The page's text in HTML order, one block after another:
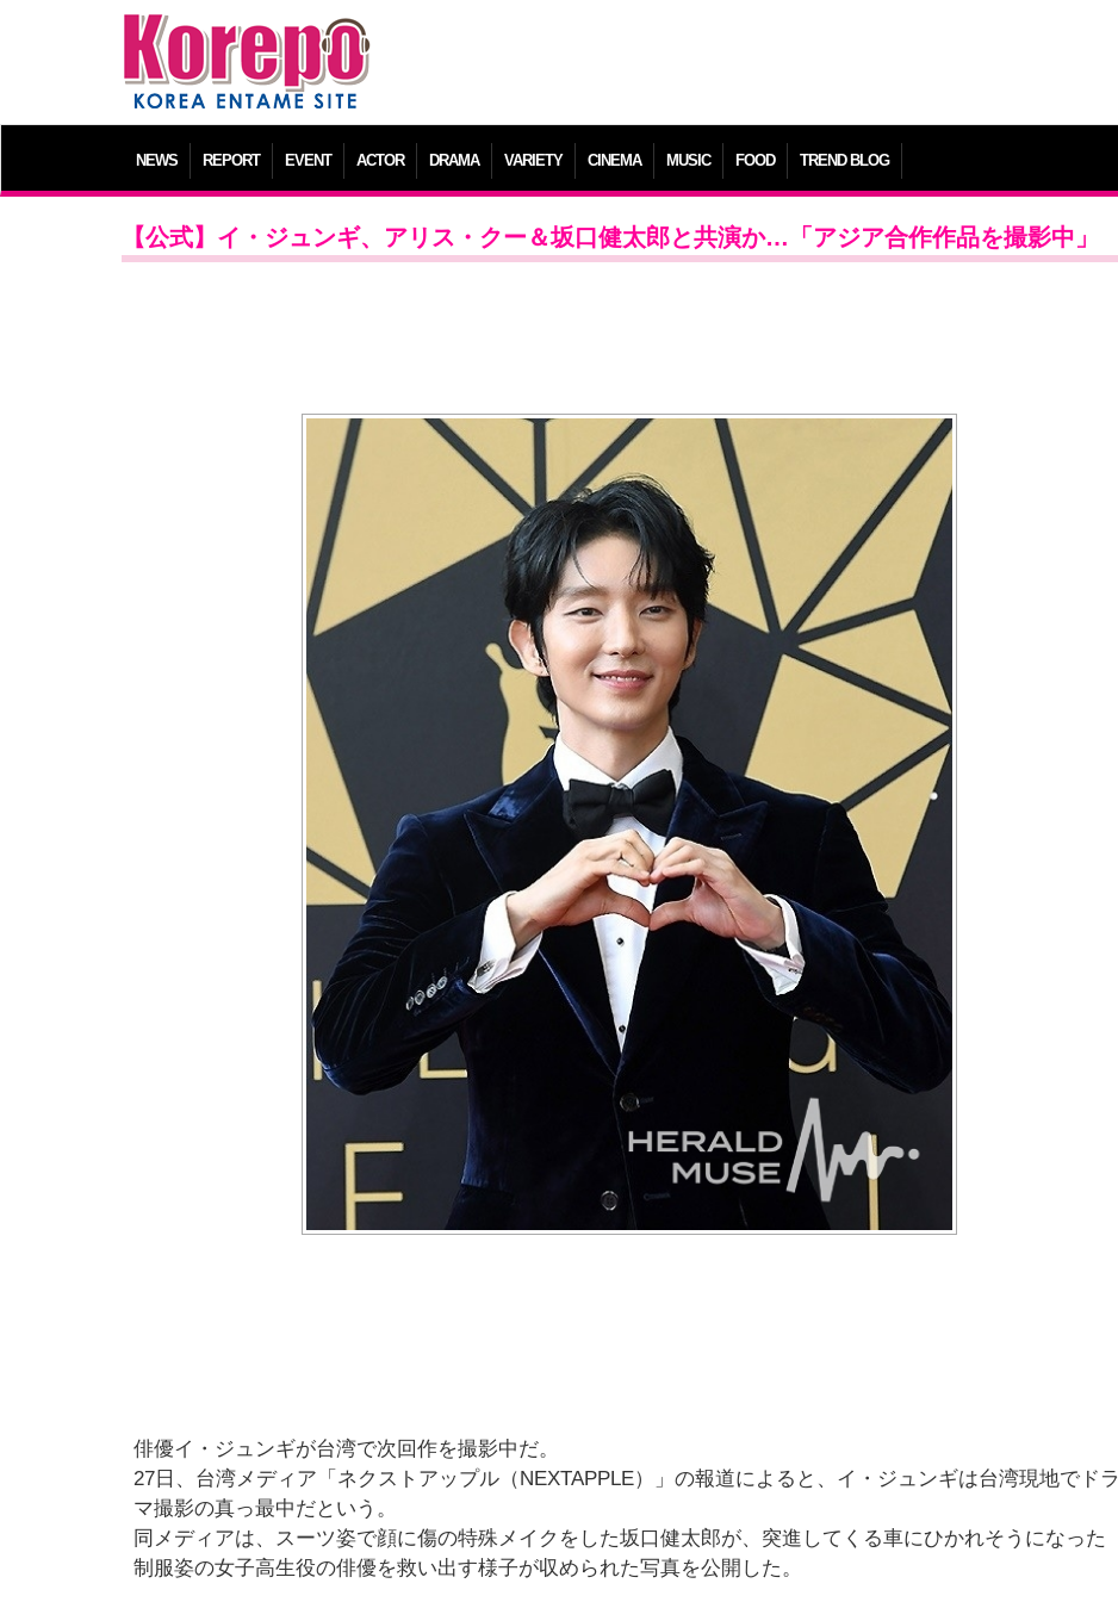
NEWS REPORT EVENT ACTOR DRAMA VARIETY CINEMA MUSIC FOOD TREND BLOG
【公式】イ・ジュンギ、アリス・クー＆坂口健太郎と共演か…「アジア合作作品を撮影中」
俳優イ・ジュンギが台湾で次回作を撮影中だ。
27日、台湾メディア「ネクストアップル（NEXTAPPLE）」の報道によると、イ・ジュンギは台湾現地でドラ
マ撮影の真っ最中だという。
同メディアは、スーツ姿で顔に傷の特殊メイクをした坂口健太郎が、突進してくる車にひかれそうになった
制服姿の女子高生役の俳優を救い出す様子が収められた写真を公開した。